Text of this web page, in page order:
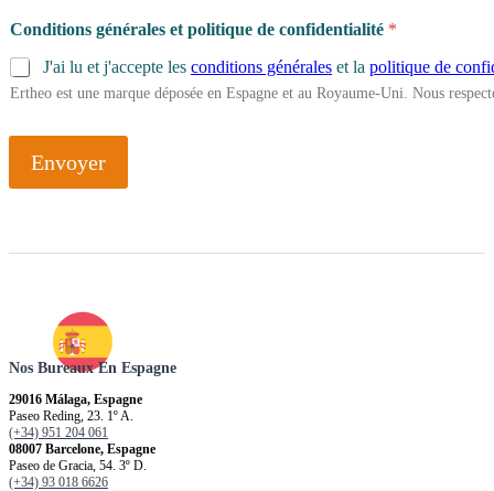
Conditions générales et politique de confidentialité *
J'ai lu et j'accepte les conditions générales et la politique de
Ertheo est une marque déposée en Espagne et au Royaume-Uni. Nous
Envoyer
Nos Bureaux En Espagne
29016 Málaga, Espagne
Paseo Reding, 23. 1º A.
(+34) 951 204 061
08007 Barcelone, Espagne
Paseo de Gracia, 54. 3º D.
(+34) 93 018 6626